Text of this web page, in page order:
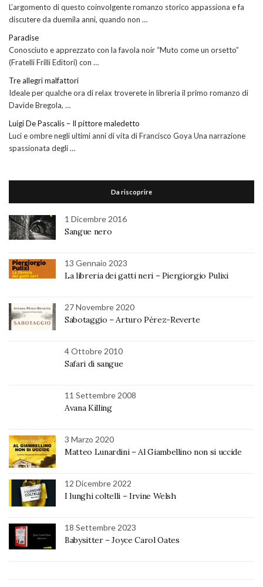
L’argomento di questo coinvolgente romanzo storico appassiona e fa
discutere da duemila anni, quando non …
Paradise
Conosciuto e apprezzato con la favola noir “Muto come un orsetto”
(Fratelli Frilli Editori) con …
Tre allegri malfattori
Ideale per qualche ora di relax troverete in libreria il primo romanzo di
Davide Bregola, …
Luigi De Pascalis – Il pittore maledetto
Luci e ombre negli ultimi anni di vita di Francisco Goya Una narrazione
spassionata degli …
Da riscoprire
1 Dicembre 2016
Sangue nero
13 Gennaio 2023
La libreria dei gatti neri – Piergiorgio Pulixi
27 Novembre 2020
Sabotaggio – Arturo Pérez-Reverte
4 Ottobre 2010
Safari di sangue
11 Settembre 2008
Avana Killing
3 Marzo 2020
Matteo Lunardini – Al Giambellino non si uccide
12 Dicembre 2022
I lunghi coltelli – Irvine Welsh
18 Settembre 2023
Babysitter – Joyce Carol Oates